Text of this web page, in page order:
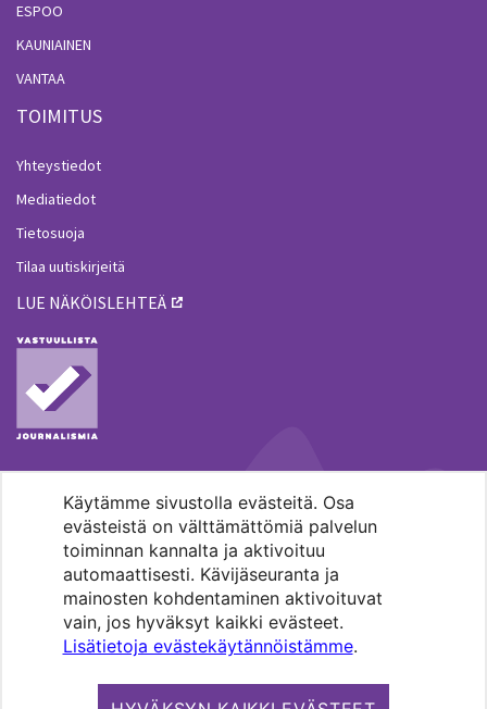
Käytämme sivustolla evästeitä. Osa
evästeistä on välttämättömiä palvelun
toiminnan kannalta ja aktivoituu
automaattisesti. Kävijäseuranta ja
mainosten kohdentaminen aktivoituvat
vain, jos hyväksyt kaikki evästeet.
Lisätietoja evästekäytännöistämme.
ESPOO
KAUNIAINEN
VANTAA
TOIMITUS
Yhteystiedot
Mediatiedot
Tietosuoja
Tilaa uutiskirjeitä
LUE NÄKÖISLEHTEÄ
MENOHAKU
Pääkaupunkiseudun evankelis-
luterilaisten seurakuntien media.